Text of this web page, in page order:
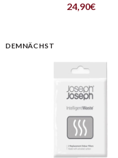
24,90€
DEMNÄCHST